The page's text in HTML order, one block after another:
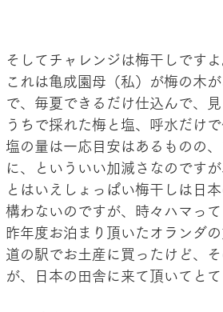
そしてチャレンジは梅干しですよ
これは亀成園母（私）が梅の木
で、毎夏できるだけ仕込んで、
うちで採れた梅と塩、呼水だけ
塩の量は一応目安はあるものの
に、といういい加減さなのです
とはいえしょっぱい梅干しは日
構わないのですが、時々ハマっ
昨年度お泊まり頂いたオランダ
道の駅でお土産に買ったけど、
が、日本の田舎に来て頂いてとて